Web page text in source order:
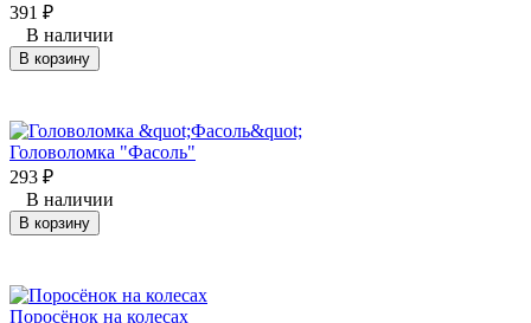
391 ₽
В наличии
В корзину
Головоломка "Фасоль"
293 ₽
В наличии
В корзину
Поросёнок на колесах